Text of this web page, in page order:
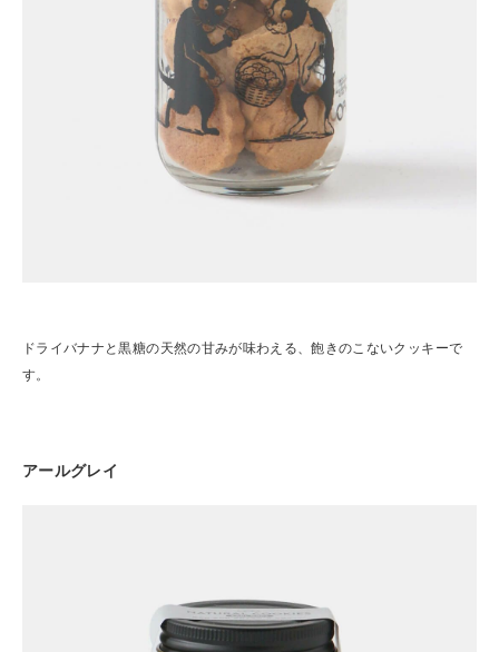
ドライバナナと黒糖の天然の甘みが味わえる、飽きのこないクッキーで
す。
アールグレイ